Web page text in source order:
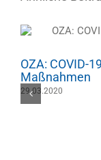
OZA: COVID-
Maßnahmen
29.03.2020